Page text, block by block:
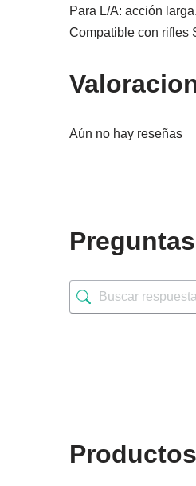
Para L/A: acción larga.
Compatible con rifles
Aún no hay reseñas